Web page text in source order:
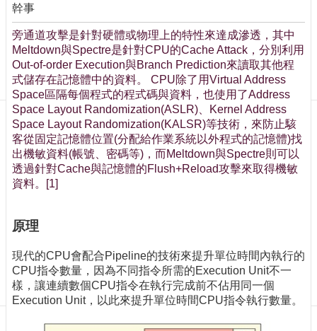
計
中
首
頁
聯
絡
資
訊
訂
閱/
取
消
導
最
新
消
幹事
旁通道攻擊是針對硬體或物理上的特性來達成滲透，其中
Meltdown與Spectre是針對CPU的Cache Attack，分別利用
Out-of-order Execution與Branch Prediction來讀取其他程
式儲存在記憶體中的資料。 CPU除了用Virtual Address
Space區隔每個程式的程式碼與資料，也使用了Address
Space Layout Randomization(ASLR)、Kernel Address
Space Layout Randomization(KALSR)等技術，來防止駭
客從固定記憶體位置(分配給作業系統以外程式的記憶體)找
出機敏資料(帳號、密碼等)，而Meltdown與Spectre則可以
透過針對Cache與記憶體的Flush+Reload攻擊來取得機敏
資料。[1]
原理
現代的CPU會配合Pipeline的技術來提升單位時間內執行的
CPU指令數量，因為不同指令所需的Execution Unit不一
樣，讓連續數個CPU指令在執行完成前不佔用同一個
Execution Unit，以此來提升單位時間CPU指令執行數量。